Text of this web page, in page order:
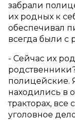
забрали
их родных к
обеспечивал
всегда были с
- Сейчас их
полицейские.
находились в
тракторах, все
уголовное